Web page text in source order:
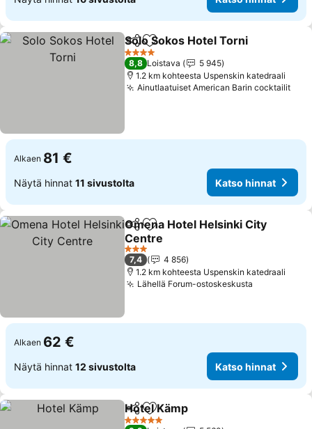
Jaa Lisää suosikkeihin
Solo Sokos Hotel Torni
4 Tähtiluokitus
8,8 Loistava
5 945
1.2 km kohteesta Uspenskin katedraali
Ainutlaatuiset American Barin cocktailit
Alkaen 81 €
Näytä hinnat 11 sivustolta Katso hinnat
Jaa Lisää suosikkeihin
Omena Hotel Helsinki City
Centre
Katso hinnat
3 Tähtiluokitus
7,4
4 856
1.2 km kohteesta Uspenskin katedraali
Lähellä Forum-ostoskeskusta
Alkaen 62 €
Näytä hinnat 12 sivustolta Katso hinnat
Jaa Lisää suosikkeihin
Hotel Kämp
5 Tähtiluokitus